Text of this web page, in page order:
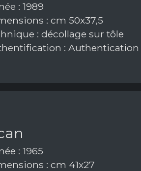
: 1989
: cm 50x37,5
: décollage sur tôle
:
: 1965
: cm 41x27